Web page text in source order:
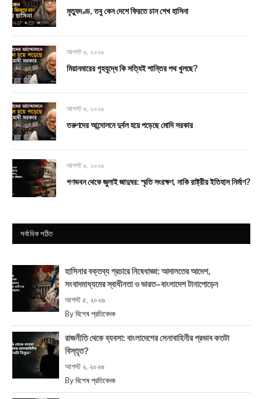
মৃত্যুদণ্ড, তবু কেন দেশে ফিরতে চান শেখ হাসিনা
আগস্ট ৬, ২০২৬
মিয়ানমারের গৃহযুদ্ধে কি সত্যিই শান্তির পথ খুলছে?
আগস্ট ৬, ২০২৬
তরুণদের আন্দোলনে দুর্বল হয়ে পড়েছে মোদি সরকার
আগস্ট ৬, ২০২৬
গণভবন থেকে জুলাই জাদুঘর: স্মৃতি সংরক্ষণ, নাকি রাষ্ট্রীয় ইতিহাস নির্মাণ?
সর্বাধিক পঠিত
হাসিনার বক্তব্য প্রচারে নিষেধাজ্ঞা: আদালতের আদেশ,
সংবাদমাধ্যমের স্বাধীনতা ও ভারত–বাংলাদেশ টানাপোড়েন
আগস্ট ৫, ২০২৬
By বিশেষ প্রতিবেদক
রাজনীতি থেকে ব্যবসা: বাংলাদেশের সেনাবাহিনীর প্রভাব কতটা
বিস্তৃত?
আগস্ট ২, ২০২৬
By বিশেষ প্রতিবেদক